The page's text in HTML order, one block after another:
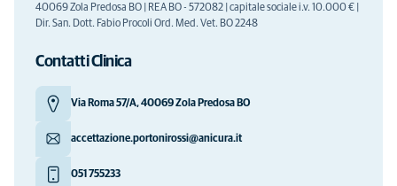
40069 Zola Predosa BO | REA BO - 572082 | capitale sociale i.v. 10.000 € |
Dir. San. Dott. Fabio Procoli Ord. Med. Vet. BO 2248
Contatti Clinica
Via Roma 57/A, 40069 Zola Predosa BO
accettazione.portonirossi@anicura.it
051 755233